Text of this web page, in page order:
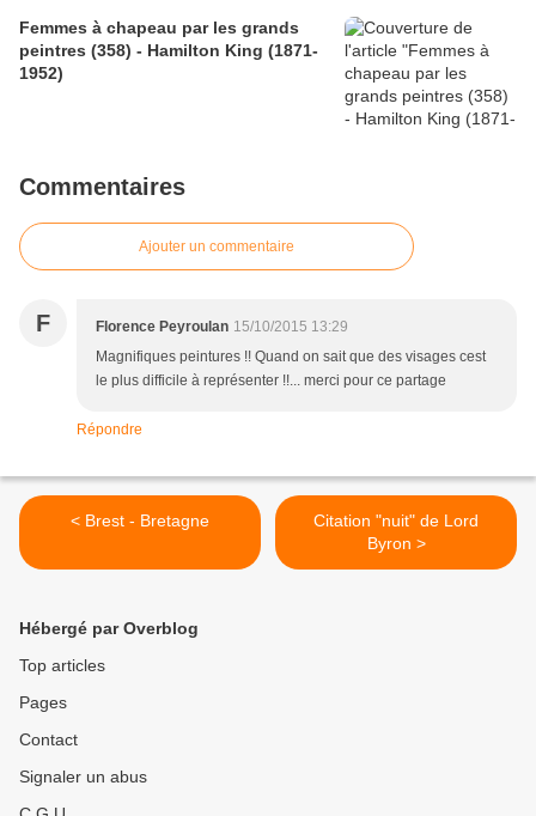
Femmes à chapeau par les grands
peintres (358) - Hamilton King (1871-
1952)
Commentaires
Ajouter un commentaire
F Florence Peyroulan 15/10/2015 13:29
Magnifiques peintures !! Quand on sait que des visages cest
le plus difficile à représenter !!... merci pour ce partage
Répondre
< Brest - Bretagne
Citation "nuit" de Lord
Byron >
Hébergé par Overblog
Top articles
Pages
Contact
Signaler un abus